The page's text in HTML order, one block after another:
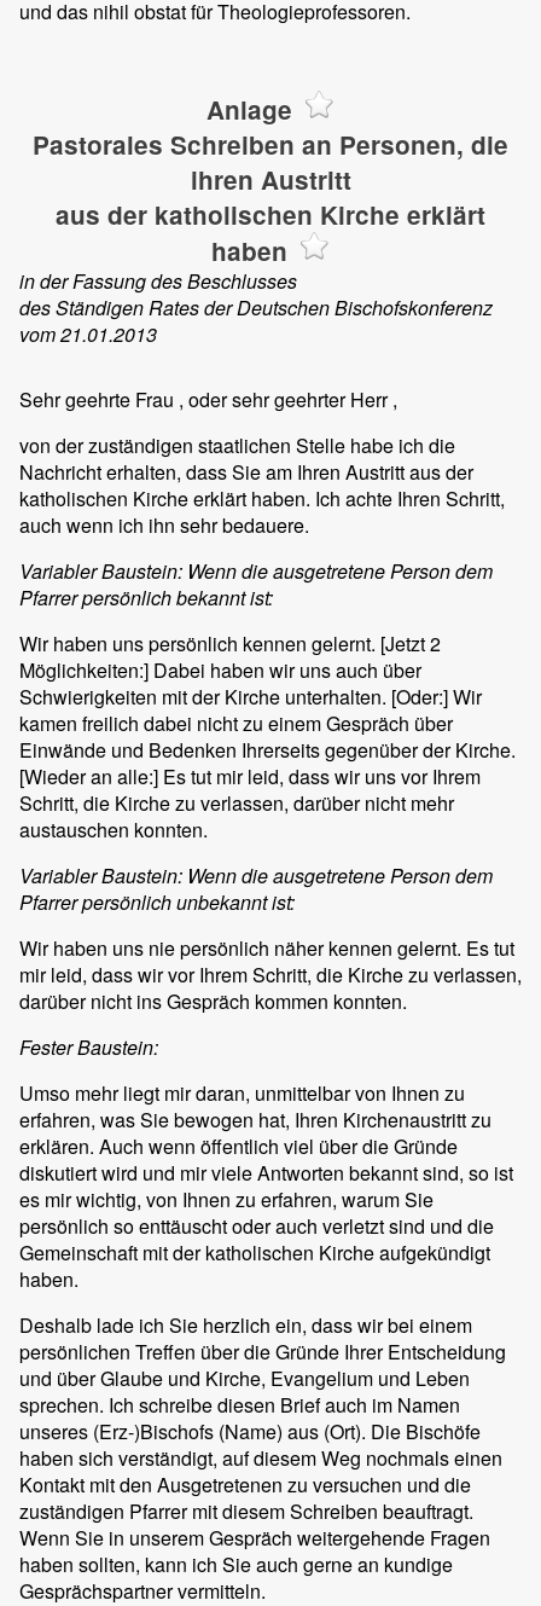
und das nihil obstat für Theologieprofessoren.
Anlage
Pastorales Schreiben an Personen, die
ihren Austritt
aus der katholischen Kirche erklärt
haben
in der Fassung des Beschlusses
des Ständigen Rates der Deutschen Bischofskonferenz
vom 21.01.2013
Sehr geehrte Frau , oder sehr geehrter Herr,
von der zuständigen staatlichen Stelle habe ich die
Nachricht erhalten, dass Sie am Ihren Austritt aus der
katholischen Kirche erklärt haben. Ich achte Ihren Schritt,
auch wenn ich ihn sehr bedauere.
Variabler Baustein: Wenn die ausgetretene Person dem
Pfarrer persönlich bekannt ist:
Wir haben uns persönlich kennen gelernt. [Jetzt 2
Möglichkeiten:] Dabei haben wir uns auch über
Schwierigkeiten mit der Kirche unterhalten. [Oder:] Wir
kamen freilich dabei nicht zu einem Gespräch über
Einwände und Bedenken Ihrerseits gegenüber der Kirche.
[Wieder an alle:] Es tut mir leid, dass wir uns vor Ihrem
Schritt, die Kirche zu verlassen, darüber nicht mehr
austauschen konnten.
Variabler Baustein: Wenn die ausgetretene Person dem
Pfarrer persönlich unbekannt ist:
Wir haben uns nie persönlich näher kennen gelernt. Es tut
mir leid, dass wir vor Ihrem Schritt, die Kirche zu verlassen,
darüber nicht ins Gespräch kommen konnten.
Fester Baustein:
Umso mehr liegt mir daran, unmittelbar von Ihnen zu
erfahren, was Sie bewogen hat, Ihren Kirchenaustritt zu
erklären. Auch wenn öffentlich viel über die Gründe
diskutiert wird und mir viele Antworten bekannt sind, so ist
es mir wichtig, von Ihnen zu erfahren, warum Sie
persönlich so enttäuscht oder auch verletzt sind und die
Gemeinschaft mit der katholischen Kirche aufgekündigt
haben.
Deshalb lade ich Sie herzlich ein, dass wir bei einem
persönlichen Treffen über die Gründe Ihrer Entscheidung
und über Glaube und Kirche, Evangelium und Leben
sprechen. Ich schreibe diesen Brief auch im Namen
unseres (Erz-)Bischofs (Name) aus (Ort). Die Bischöfe
haben sich verständigt, auf diesem Weg nochmals einen
Kontakt mit den Ausgetretenen zu versuchen und die
zuständigen Pfarrer mit diesem Schreiben beauftragt.
Wenn Sie in unserem Gespräch weitergehende Fragen
haben sollten, kann ich Sie auch gerne an kundige
Gesprächspartner vermitteln.